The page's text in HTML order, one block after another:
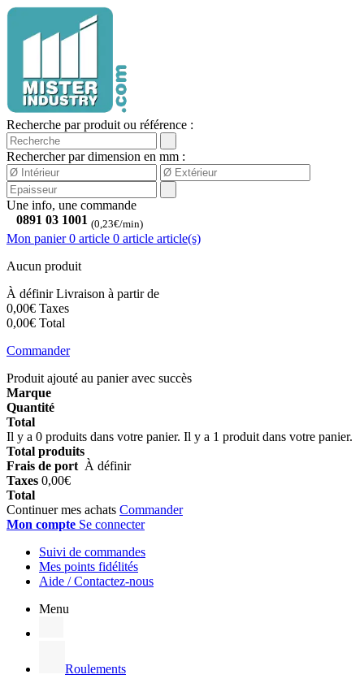
Recherche par produit ou référence :
Rechercher par dimension en mm :
Une info, une commande
0891 03 1001 (0,23€/min)
Mon panier 0 article 0 article article(s)
Aucun produit
À définirLivraison à partir de
0,00€ Taxes
0,00€ Total
Commander
Produit ajouté au panier avec succès
Marque
Quantité
Total
Il y a 0 produits dans votre panier. Il y a 1 produit dans votre panier.
Total produits
Frais de port À définir
Taxes 0,00€
Total
Continuer mes achats Commander
Mon compte Se connecter
Suivi de commandes
Mes points fidélités
Aide / Contactez-nous
Menu
Roulements